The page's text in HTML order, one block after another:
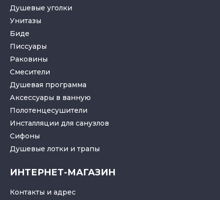
Душевые уголки
Унитазы
Биде
Писсуары
Раковины
Смесители
Душевая программа
Аксессуары в ванную
Полотенцесушители
Инсталляции для санузлов
Cифоны
Душевые лотки и трапы
ИНТЕРНЕТ-МАГАЗИН
Контакты и адрес